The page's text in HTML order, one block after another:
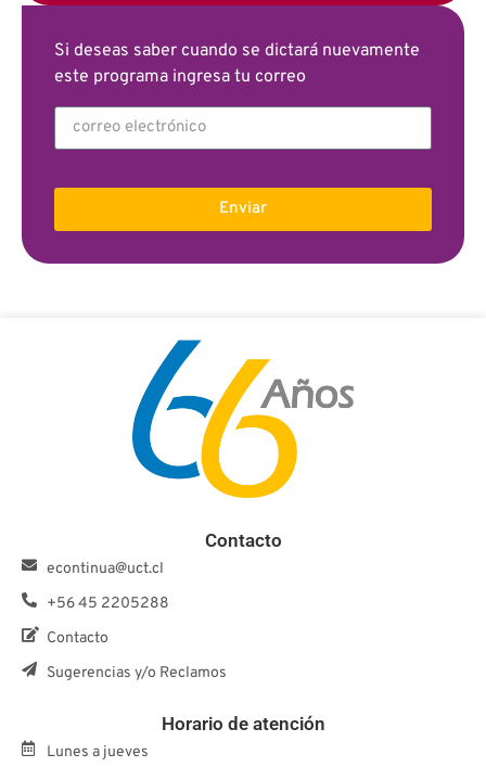
Si deseas saber cuando se dictará nuevamente
este programa ingresa tu correo
Enviar
Contacto
econtinua@uct.cl
+56 45 2205288
Contacto
Sugerencias y/o Reclamos
Horario de atención
Lunes a jueves